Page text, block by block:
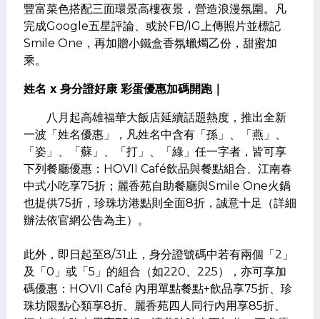
豐富菜色搭配三面環景高樓夜景，營造浪漫氛圍。凡
完成Google五星評論、或於FB/IG上傳照片並標記
Smile One，再加贈小鐵盒香氛蠟燭乙份，甜蜜加
乘。
姓名 x 身分證好康 彩蛋優惠加碼開跑｜
八月起高雄福華大飯店延續話題熱度，推出全新
一波「姓名優惠」，凡姓名中含有「孫」、「燕」、
「姿」、「蘇」、「打」、「綠」任一字者，皆可享
下列餐廳優惠：HOVII Café飲品與餐點組合、江南春
中式小吃享75折；麗香苑自助餐廳與Smile One火鍋
也提供75折，珍珠坊港點則全面8折，誠意十足（詳細
辦法依官網公告為主）。
此外，即日起至8/31止，身分證號碼中若有兩個「2」
及「0」或「5」的組合（如220、225），亦可享加
碼優惠：HOVII Café 內用單點餐點+飲品享75折、珍
珠坊限點心類享8折、麗香苑四人同行內用享85折、